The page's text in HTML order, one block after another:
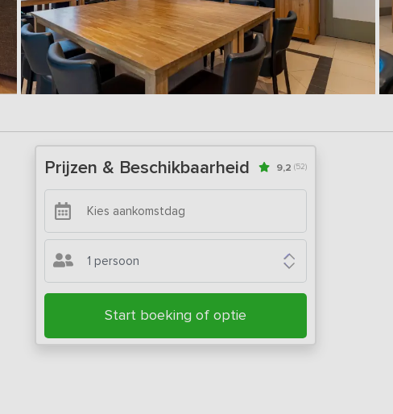
Prijzen & Beschikbaarheid 9,2 (52)
1 persoon
Start boeking of optie